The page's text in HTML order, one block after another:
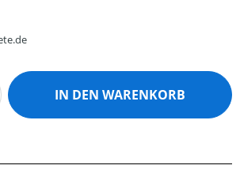
Gib den gewünschten
IN DEN WARENKORB